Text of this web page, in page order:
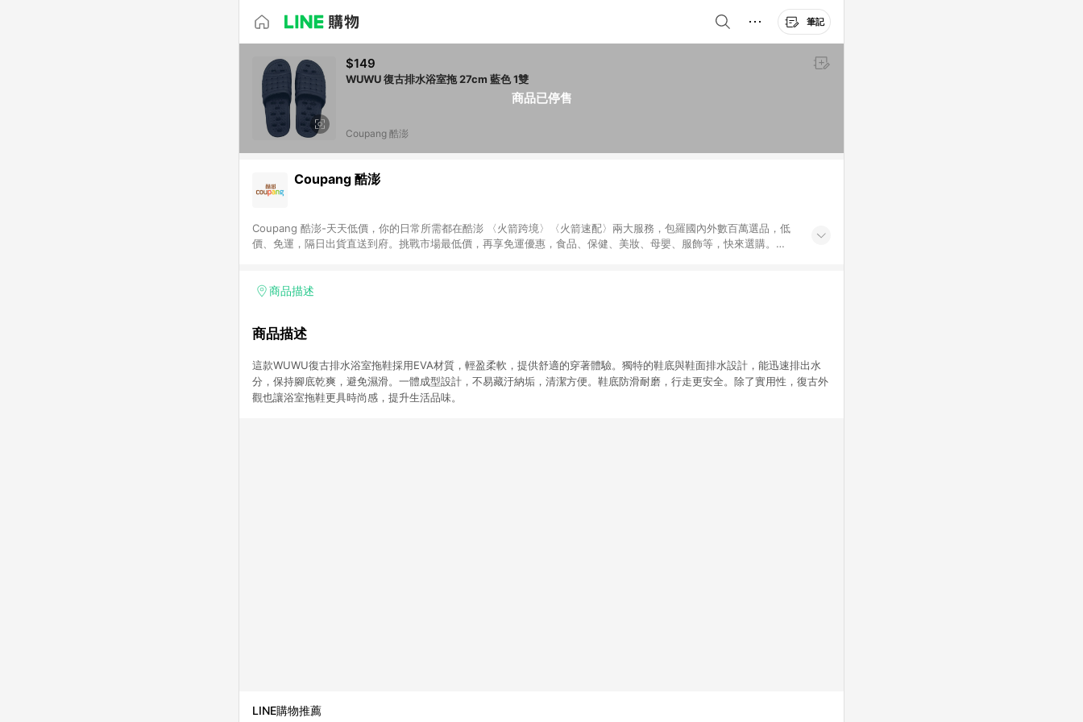
筆記
商品已停售
$149
WUWU 復古排水浴室拖 27cm 藍色 1雙
Coupang 酷澎
Coupang 酷澎
Coupang 酷澎-天天低價，你的日常所需都在酷澎 〈火箭跨境〉〈火箭速配〉兩大服務，包羅國內外數百萬選品，低
價、免運，隔日出貨直送到府。挑戰市場最低價，再享免運優惠，食品、保健、美妝、母嬰、服飾等，快來選購。
商品描述
商品描述
這款WUWU復古排水浴室拖鞋採用EVA材質，輕盈柔軟，提供舒適的穿著體驗。獨特的鞋底與鞋面排水設計，能迅速排出水
分，保持腳底乾爽，避免濕滑。一體成型設計，不易藏汙納垢，清潔方便。鞋底防滑耐磨，行走更安全。除了實用性，復古外
觀也讓浴室拖鞋更具時尚感，提升生活品味。
LINE購物推薦